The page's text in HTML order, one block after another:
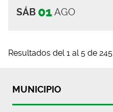
SÁB 01AGO
Resultados del 1 al 5 de 245
MUNICIPIO